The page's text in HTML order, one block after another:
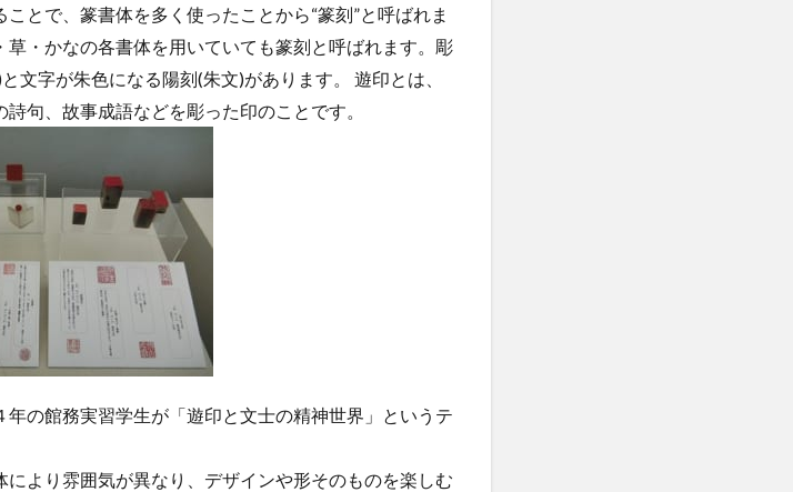
とで、篆書体を多く使ったことから“篆刻”と呼ばれま
・かなの各書体を用いていても篆刻と呼ばれます。彫
文字が朱色になる陽刻(朱文)があります。 遊印とは、
句、故事成語などを彫った印のことです。
の館務実習学生が「遊印と文士の精神世界」というテ
より雰囲気が異なり、デザインや形そのものを楽しむ